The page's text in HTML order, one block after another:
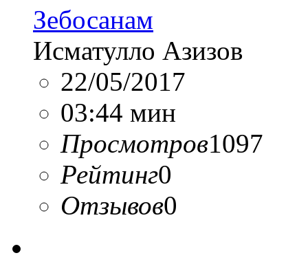
Зебосанам
Исматулло Азизов
22/05/2017
03:44 мин
Просмотров1097
Рейтинг0
Отзывов0